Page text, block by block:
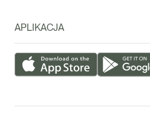
APLIKACJA